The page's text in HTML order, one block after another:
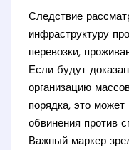
Следствие
инфраструктуру
перевозки,
Если будут
организацию
порядка, это
обвинения против
Важный маркер